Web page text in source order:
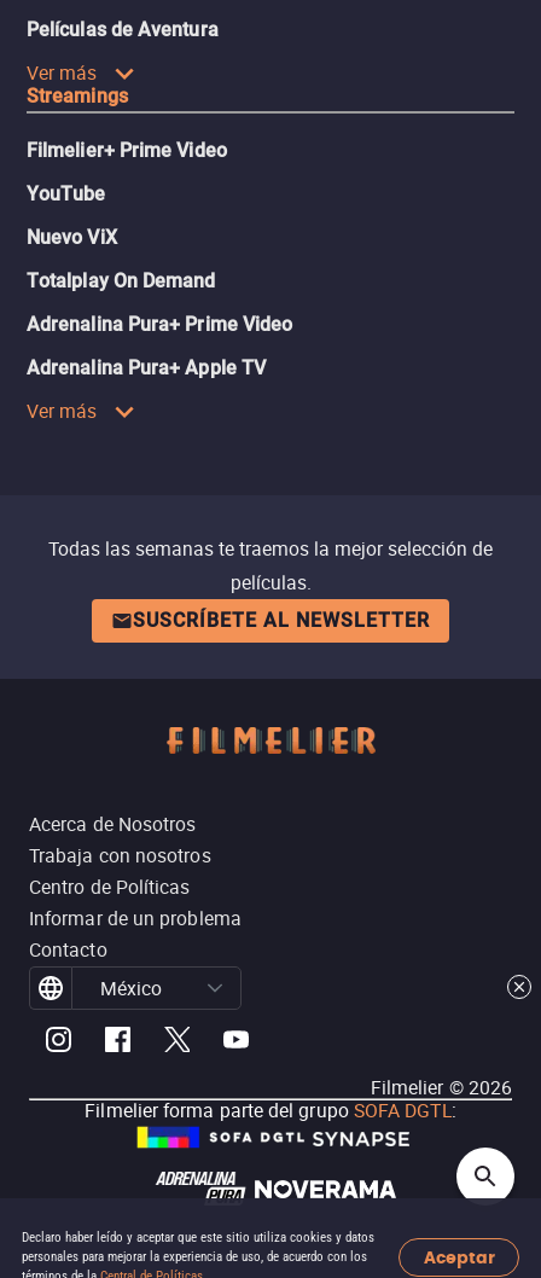
Declaro haber leído y aceptar que este sitio utiliza cookies y datos
personales para mejorar la experiencia de uso, de acuerdo con los
Aceptar
Películas de Aventura
Ver más
Streamings
Filmelier+ Prime Video
YouTube
Nuevo ViX
Totalplay On Demand
Adrenalina Pura+ Prime Video
Adrenalina Pura+ Apple TV
Ver más
Todas las semanas te traemos la mejor selección de
películas.
SUSCRÍBETE AL NEWSLETTER
Acerca de Nosotros
Trabaja con nosotros
Centro de Políticas
Informar de un problema
Contacto
México
Filmelier ©2026
Filmelier forma parte del grupoSOFA DGTL: